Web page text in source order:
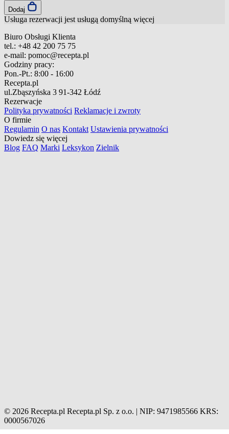
Dodaj
Usługa rezerwacji jest usługą domyślną więcej
Biuro Obsługi Klienta
tel.: +48 42 200 75 75
e-mail: pomoc@recepta.pl
Godziny pracy:
Pon.-Pt.: 8:00 - 16:00
Recepta.pl
ul.Zbąszyńska 3 91-342 Łódź
Rezerwacje
Polityka prywatności Reklamacje i zwroty
O firmie
Regulamin O nas Kontakt Ustawienia prywatności
Dowiedz się więcej
Blog FAQ Marki Leksykon Zielnik
© 2026 Recepta.pl Recepta.pl Sp. z o.o. | NIP: 9471985566 KRS:
0000567026